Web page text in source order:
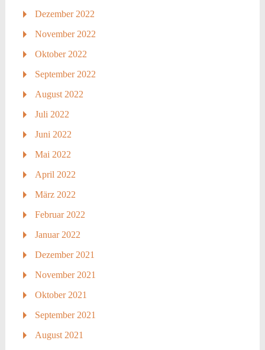
Dezember 2022
November 2022
Oktober 2022
September 2022
August 2022
Juli 2022
Juni 2022
Mai 2022
April 2022
März 2022
Februar 2022
Januar 2022
Dezember 2021
November 2021
Oktober 2021
September 2021
August 2021